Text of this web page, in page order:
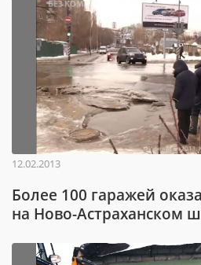
12.02.2013
Более 100 гаражей
на Ново-Астраханском